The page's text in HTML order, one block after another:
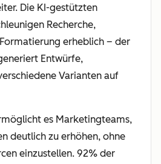
Die KI-gestützten
Recherche,
erheblich – der
Entwürfe,
Varianten auf
es Marketingteams,
deutlich zu erhöhen, ohne
einzustellen. 92% der